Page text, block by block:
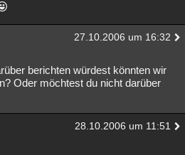
27.10.2006 um 16:32
berichten würdest könnten wir
Oder möchtest du nicht darüber
28.10.2006 um 11:51